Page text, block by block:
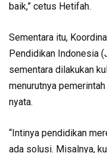
baik,” cetus Hetifah.
Sementara itu,
Pendidikan Indonesia
sementara dilakukan
menurutnya
nyata.
“Intinya pendidikan
ada solusi. Misalnya,